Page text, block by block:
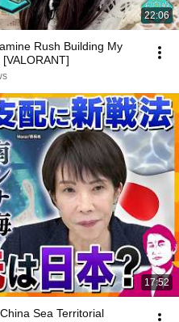
22:06
Rush Building My
17:52
Sea Territorial